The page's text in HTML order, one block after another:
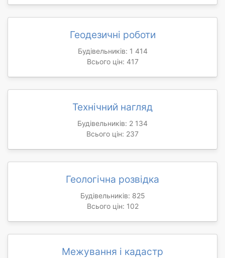
Геодезичні роботи
Будівельників: 1 414
Всього цін: 417
Технічний нагляд
Будівельників: 2 134
Всього цін: 237
Геологічна розвідка
Будівельників: 825
Всього цін: 102
Межування і кадастр